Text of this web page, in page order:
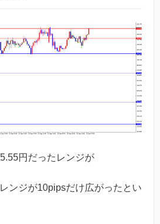
円だったレンジが
ンジが10pipsだけ広がったとい